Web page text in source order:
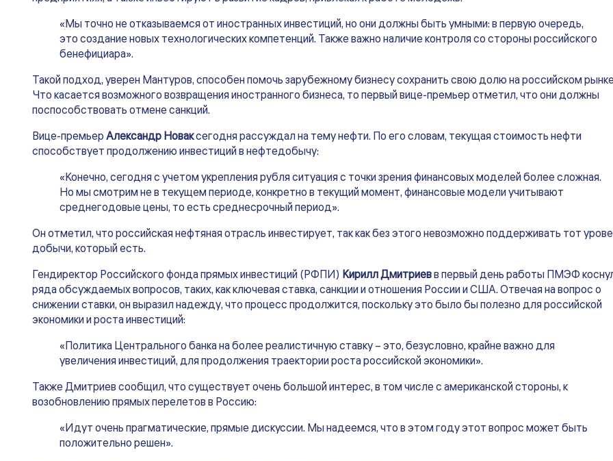
«Мы точно не отказываемся от иностранных инвестиций, но они должны быть умными: в первую очередь,
это создание новых технологических компетенций. Также важно наличие контроля со стороны российского
бенефициара».
Такой подход, уверен Мантуров, способен помочь зарубежному бизнесу сохранить свою долю на российском
Что касается возможного возвращения иностранного бизнеса, то первый вице-премьер отметил, что они должны
поспособствовать отмене санкций.
Вице-премьерАлександр Новаксегодня рассуждал на тему нефти. По его словам, текущая стоимость нефти
способствует продолжению инвестиций в нефтедобычу:
«Конечно, сегодня с учетом укрепления рубля ситуация с точки зрения финансовых моделей более сложная.
Но мы смотрим не в текущем периоде, конкретно в текущий момент, финансовые модели учитывают
среднегодовые цены, то есть среднесрочный период».
Он отметил, что российская нефтяная отрасль инвестирует, так как без этого невозможно поддерживать тот
добычи, который есть.
Гендиректор Российского фонда прямых инвестиций (РФПИ) Кирилл Дмитриевв первый день работы ПМЭФ
ряда обсуждаемых вопросов, таких, как ключевая ставка, санкции и отношения России и США. Отвечая на вопрос о
снижении ставки, он выразил надежду, что процесс продолжится, поскольку это было бы полезно для российской
экономики и роста инвестиций:
«Политика Центрального банка на более реалистичную ставку – это, безусловно, крайне важно для
увеличения инвестиций, для продолжения траектории роста российской экономики».
Также Дмитриев сообщил, что существует очень большой интерес, в том числе с американской стороны, к
возобновлению прямых перелетов в Россию:
«Идут очень прагматические, прямые дискуссии. Мы надеемся, что в этом году этот вопрос может быть
положительно решен».